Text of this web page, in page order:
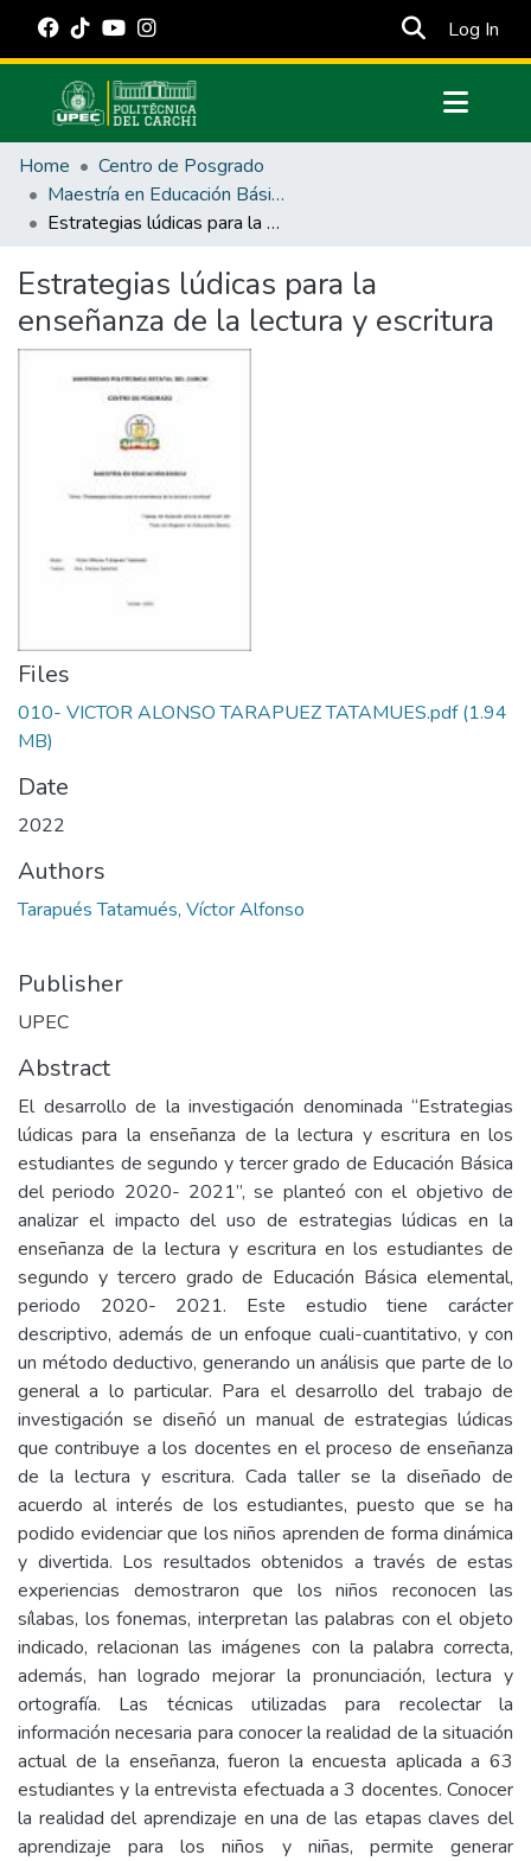
Log In
Communities & Collections
All of DSpace
Statistics
Estadísticas Externas
Manuales
Home
Centro de Posgrado
Maestría en Educación Básica
Estrategias lúdicas para la enseñanza de la lectura y escritura
Estrategias lúdicas para la
enseñanza de la lectura y escritura
Files
010- VICTOR ALONSO TARAPUEZ TATAMUES.pdf(1.94
MB)
Date
2022
Authors
Tarapués Tatamués, Víctor Alfonso
Publisher
UPEC
Abstract
El desarrollo de la investigación denominada “Estrategias
lúdicas para la enseñanza de la lectura y escritura en los
estudiantes de segundo y tercer grado de Educación Básica
del periodo 2020- 2021”, se planteó con el objetivo de
analizar el impacto del uso de estrategias lúdicas en la
enseñanza de la lectura y escritura en los estudiantes de
segundo y tercero grado de Educación Básica elemental,
periodo 2020- 2021. Este estudio tiene carácter
descriptivo, además de un enfoque cuali-cuantitativo, y con
un método deductivo, generando un análisis que parte de lo
general a lo particular. Para el desarrollo del trabajo de
investigación se diseñó un manual de estrategias lúdicas
que contribuye a los docentes en el proceso de enseñanza
de la lectura y escritura. Cada taller se la diseñado de
acuerdo al interés de los estudiantes, puesto que se ha
podido evidenciar que los niños aprenden de forma dinámica
y divertida. Los resultados obtenidos a través de estas
experiencias demostraron que los niños reconocen las
sílabas, los fonemas, interpretan las palabras con el objeto
indicado, relacionan las imágenes con la palabra correcta,
además, han logrado mejorar la pronunciación, lectura y
ortografía. Las técnicas utilizadas para recolectar la
información necesaria para conocer la realidad de la situación
actual de la enseñanza, fueron la encuesta aplicada a 63
estudiantes y la entrevista efectuada a 3 docentes. Conocer
la realidad del aprendizaje en una de las etapas claves del
aprendizaje para los niños y niñas, permite generar